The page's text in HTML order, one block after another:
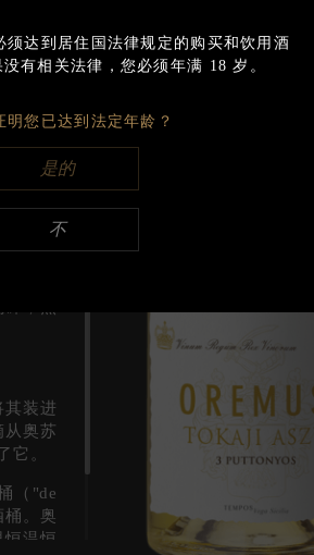
与证
的知
粒形
萄孢菌
23公
，然
装进
奥苏
它。
（"de
。奥
温恒
2019
2018
Export
Export
须达到居住国法律规定的购买和饮用酒
有相关法律，您必须年满 18 岁。
明您已达到法定年龄？
是的
不